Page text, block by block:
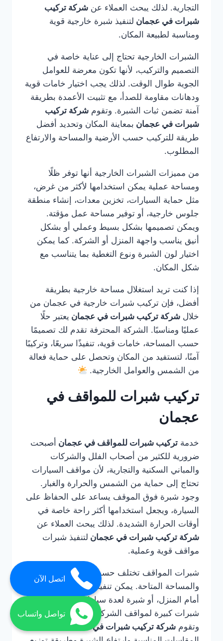
التجارية. لذلك يبحث العملاء عن شركة تركيب
شبرات في عجمان لتنفيذ شبرة خارجية قوية
ومناسبة لطبيعة المكان.
الشبرات الخارجية تحتاج إلى عناية خاصة في
التصميم والتركيب، لأنها تكون معرضة للعوامل
الجوية طوال الوقت. لذلك يجب اختيار خامات قوية
ودهانات مقاومة للصدأ، مع تثبيت الأعمدة بطريقة
آمنة تضمن ثبات الشبرة. وتقوم شركة تركيب
شبرات في عجمان بمعاينة المكان وتحديد أفضل
طريقة للتركيب حسب الأرضية والمساحة والارتفاع
المطلوب.
من مميزات الشبرات الخارجية أنها توفر ظلًا
ومساحة عملية يمكن استخدامها لأكثر من غرض،
مثل حماية السيارات، تخزين معدات، إنشاء منطقة
جلوس خارجية، أو توفير مساحة عمل مؤقتة.
ويمكن تصميمها بشكل بسيط وعملي أو بشكل
أنيق يناسب واجهة المنزل أو الشركة. كما يمكن
اختيار لون الشبرة ونوع التغطية بما يتناسب مع
شكل المكان.
إذا كنت تريد استغلال مساحة خارجية بطريقة
أفضل، فإن تركيب شبرات خارجية في عجمان من
خلال شركة تركيب شبرات في عجمان يعتبر حلًا
عمليًا ومناسبًا. الشركة المحترفة تقدم لك تصميمًا
حسب المساحة، خامات قوية، تنفيذًا سريعًا، وتركيبًا
آمنًا، لتستفيد من المكان وتحصل على حماية فعالة
من الشمس والعوامل الخارجية.
تركيب شبرات للمواقف في
عجمان
خدمة تركيب شبرات للمواقف في عجمان أصبحت
ضرورية للكثير من أصحاب الفلل والشركات
والمباني السكنية والتجارية، لأن مواقف السيارات
تحتاج إلى حماية من الشمس والحرارة والغبار.
وجود شبرة فوق الموقف يساعد على الحفاظ على
السيارة، ويجعل استخدامها أكثر راحة خاصة في
أوقات الحرارة الشديدة. لذلك يبحث العملاء عن
شركة تركيب شبرات في عجمان لتنفيذ شبرات
مواقف قوية وعملية.
شبرات المواقف تختلف حسب عدد السيارات
والمساحة المتاحة. يمكن تنفيذ شبرة لسيارة واحدة
أمام المنزل، أو شبرة لعدة سيارات في الفيلا، أو
شبرات كبيرة لمواقف الشركات والمباني التجارية.
وتقوم شركة تركيب شبرات في عجمان
اتصل الآن
تواصل واتساب